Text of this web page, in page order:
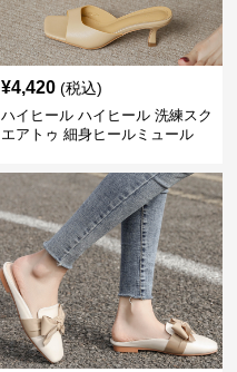
¥4,420 (税込)
ハイヒール ハイヒール 洗練スク
エアトゥ 細身ヒールミュール